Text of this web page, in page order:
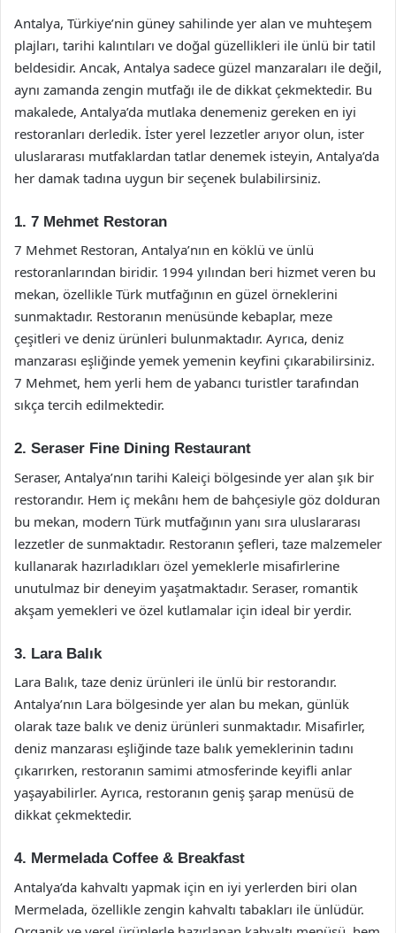
Antalya, Türkiye’nin güney sahilinde yer alan ve muhteşem
plajları, tarihi kalıntıları ve doğal güzellikleri ile ünlü bir tatil
beldesidir. Ancak, Antalya sadece güzel manzaraları ile değil,
aynı zamanda zengin mutfağı ile de dikkat çekmektedir. Bu
makalede, Antalya’da mutlaka denemeniz gereken en iyi
restoranları derledik. İster yerel lezzetler arıyor olun, ister
uluslararası mutfaklardan tatlar denemek isteyin, Antalya’da
her damak tadına uygun bir seçenek bulabilirsiniz.
1. 7 Mehmet Restoran
7 Mehmet Restoran, Antalya’nın en köklü ve ünlü
restoranlarından biridir. 1994 yılından beri hizmet veren bu
mekan, özellikle Türk mutfağının en güzel örneklerini
sunmaktadır. Restoranın menüsünde kebaplar, meze
çeşitleri ve deniz ürünleri bulunmaktadır. Ayrıca, deniz
manzarası eşliğinde yemek yemenin keyfini çıkarabilirsiniz.
7 Mehmet, hem yerli hem de yabancı turistler tarafından
sıkça tercih edilmektedir.
2. Seraser Fine Dining Restaurant
Seraser, Antalya’nın tarihi Kaleiçi bölgesinde yer alan şık bir
restorandır. Hem iç mekânı hem de bahçesiyle göz dolduran
bu mekan, modern Türk mutfağının yanı sıra uluslararası
lezzetler de sunmaktadır. Restoranın şefleri, taze malzemeler
kullanarak hazırladıkları özel yemeklerle misafirlerine
unutulmaz bir deneyim yaşatmaktadır. Seraser, romantik
akşam yemekleri ve özel kutlamalar için ideal bir yerdir.
3. Lara Balık
Lara Balık, taze deniz ürünleri ile ünlü bir restorandır.
Antalya’nın Lara bölgesinde yer alan bu mekan, günlük
olarak taze balık ve deniz ürünleri sunmaktadır. Misafirler,
deniz manzarası eşliğinde taze balık yemeklerinin tadını
çıkarırken, restoranın samimi atmosferinde keyifli anlar
yaşayabilirler. Ayrıca, restoranın geniş şarap menüsü de
dikkat çekmektedir.
4. Mermelada Coffee & Breakfast
Antalya’da kahvaltı yapmak için en iyi yerlerden biri olan
Mermelada, özellikle zengin kahvaltı tabakları ile ünlüdür.